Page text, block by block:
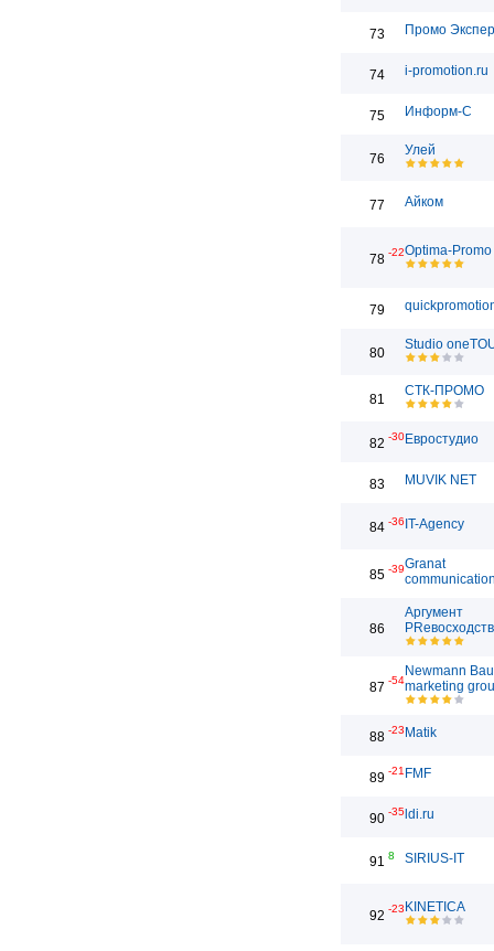
73 Промо
74 i-promotion.ru
75 Информ-С
76
Улей
77 Айком
78 -22Optima-Promo
79
80
Studio
81
СТК-ПРОМО
82 -30Евростудио
83 MUVIK NET
84 -36 IT-Agency
85 -39Granat
86
Аргумент
87 -54
Newmann
marketing
88 -23 Matik
89 -21 FMF
90 -35 ldi.ru
91 8 SIRIUS-IT
92 -23 KINETICA